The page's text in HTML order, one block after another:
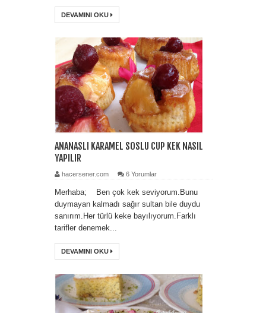
DEVAMINI OKU
ANANASLI KARAMEL SOSLU CUP KEK NASIL
YAPILIR
hacersener.com 6 Yorumlar
Merhaba; Ben çok kek seviyorum.Bunu
duymayan kalmadı sağır sultan bile duydu
sanırım.Her türlü keke bayılıyorum.Farklı
tarifler denemek...
DEVAMINI OKU